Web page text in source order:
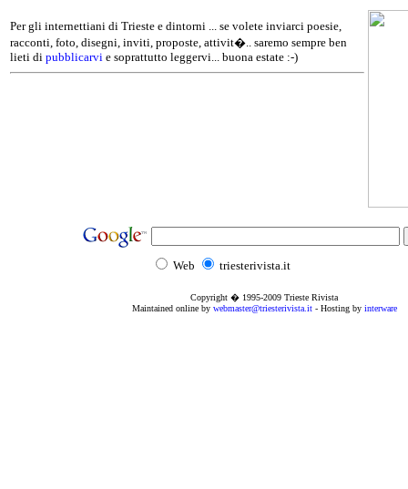
Per gli internettiani di Trieste e dintorni ... se volete inviarci poesie,
racconti, foto, disegni, inviti, proposte, attivit�.. saremo sempre ben
lieti di pubblicarvi e soprattutto leggervi... buona estate :-)
Web triesterivista.it
Copyright � 1995-2009 Trieste Rivista
Maintained online by webmaster@triesterivista.it- Hosting by interware